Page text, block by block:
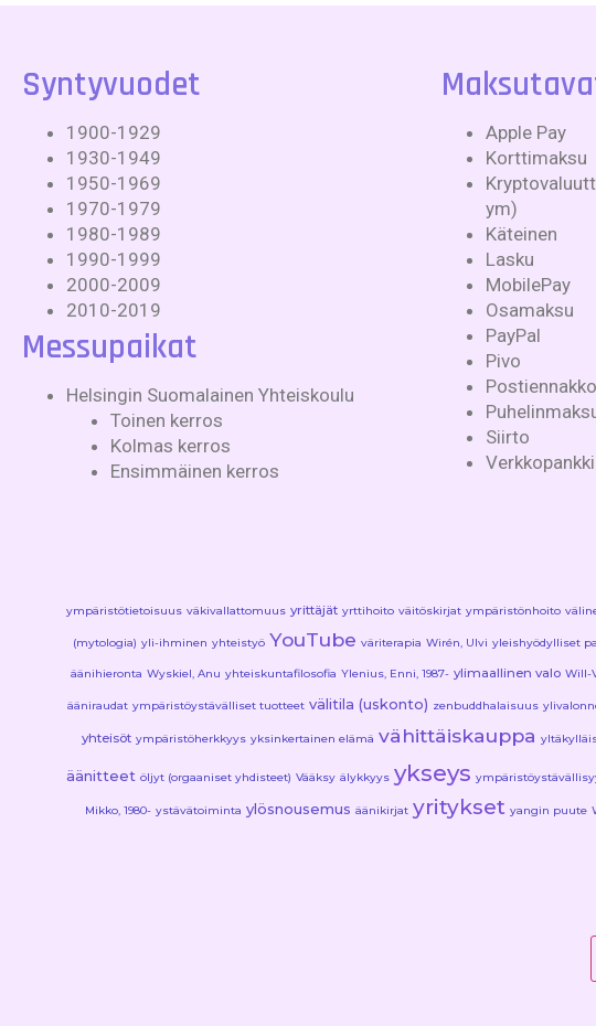
Syntyvuodet
1900-1929
1930-1949
1950-1969
1970-1979
1980-1989
1990-1999
2000-2009
2010-2019
Messupaikat
Helsingin Suomalainen Yhteiskoulu
Toinen kerros
Kolmas kerros
Ensimmäinen kerros
Apple Pay
Korttimaksu
ym)
Käteinen
Lasku
MobilePay
Osamaksu
PayPal
Pivo
Postiennakko
Siirto
Verkkopankki
ympäristötietoisuus väkivallattomuus yrittäjät yrttihoito väitöskirjat ympäristönhoito
(mytologia) yli-ihminen yhteistyö YouTube väriterapia Wirén, Ulvi yleishyödylliset
äänihieronta Wyskiel, Anu yhteiskuntafilosofia Ylenius, Enni, 1987- ylimaallinen valo Will-
ääniraudat ympäristöystävälliset tuotteet välitila (uskonto) zenbuddhalaisuus
yhteisöt ympäristöherkkyys yksinkertainen elämä vähittäiskauppa
äänitteet öljyt (orgaaniset yhdisteet) Vääksy älykkyys ykseys
Mikko, 1980- ystävätoiminta ylösnousemus äänikirjat yritykset yangin puute